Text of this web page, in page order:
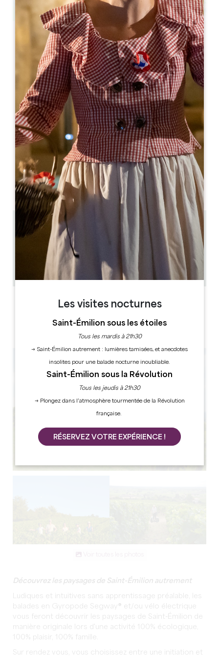
Découvrez les paysages de Saint-Émilion autrement
Ludiques et intuitives sans apprentissage préalable, les
balades en Gyropode Segway® et/ou vélo électrique
vous feront découvrir les paysages de Saint-Émilion de
manière originale lors d'une activité 100% écologique,
100% plaisir, 100% famille.
Sur rendez vous, vous choisissez entre une initiation et
Leaflet
Segway & E-vélos Tour Saint-Émilion
166 Route du Mayne
33330 SAINT-LAURENT-DES-COMBES
05 57 50 57 59
06 71 91 77 37
info@larenommee.fr
MOIS D'OUVERTURE
M A M J J A S O N D
JOURS D'OUVERTURE
L
AM
PM
M
AM
M
AM
PM
J
AM
PM
S
PM
D
5.3 km
Plusieurs horaires par jour matin et après-midi, sur
RDV uniquement
à partir d'1h
LABELS
Les visites nocturnes
Saint-Émilion sous les étoiles
Tous les mardis à 21h30
→ Saint-Émilion autrement : lumières tamisées, et anecdotes
insolites pour une balade nocturne inoubliable.
Saint-Émilion sous la Révolution
Tous les jeudis à 21h30
→ Plongez dans l’atmosphère tourmentée de la Révolution
française.
RÉSERVEZ VOTRE EXPÉRIENCE !